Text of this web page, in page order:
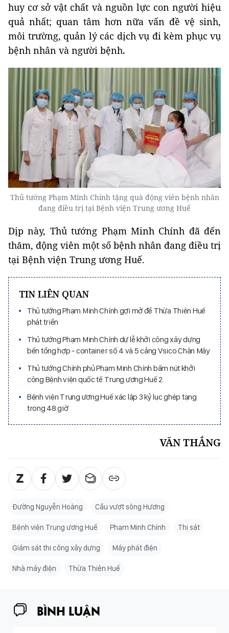
huy cơ sở vật chất và nguồn lực con người hiệu
quả nhất; quan tâm hơn nữa vấn đề vệ sinh,
môi trường, quản lý các dịch vụ đi kèm phục vụ
bệnh nhân và người bệnh.
Thủ tướng Phạm Minh Chính tặng quà động viên bệnh nhân
đang điều trị tại Bệnh viện Trung ương Huế
Dịp này, Thủ tướng Phạm Minh Chính đã đến
thăm, động viên một số bệnh nhân đang điều trị
tại Bệnh viện Trung ương Huế.
TIN LIÊN QUAN
Thủ tướng Phạm Minh Chính gợi mở để Thừa Thiên Huế
phát triển
Thủ tướng Phạm Minh Chính dự lễ khởi công xây dựng
bến tổng hợp - container số 4 và 5 cảng Vsico Chân Mây
Thủ tướng Chính phủ Phạm Minh Chính bấm nút khởi
công Bệnh viện quốc tế Trung ương Huế 2
Bệnh viện Trung ương Huế xác lập 3 kỷ lục ghép tạng
trong 48 giờ
VĂN THẮNG
Đường Nguyễn Hoàng Cầu vượt sông Hương
Bệnh viện Trung ương Huế Phạm Minh Chính Thị sát
Giám sát thi công xây dựng Máy phát điện
Nhà máy điện Thừa Thiên Huế
BÌNH LUẬN